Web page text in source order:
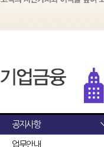
공지사항
업무안내